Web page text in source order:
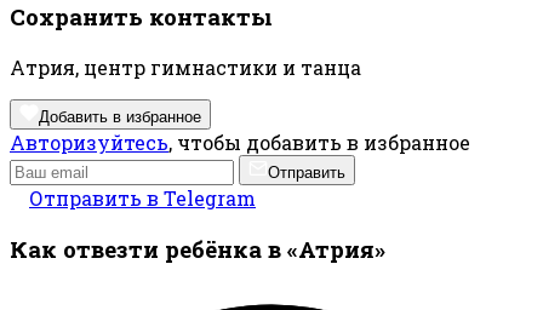
Сохранить контакты
Атрия, центр гимнастики и танца
Добавить в избранное
Авторизуйтесь, чтобы добавить в избранное
Отправить
Отправить в Telegram
Как отвезти ребёнка в «Атрия»